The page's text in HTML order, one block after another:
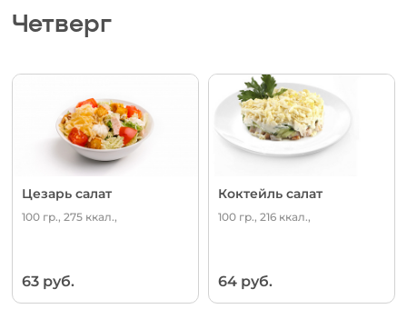
Четверг
Цезарь салат
100 гр., 275 ккал.,
63 руб.
Коктейль салат
100 гр., 216 ккал.,
64 руб.